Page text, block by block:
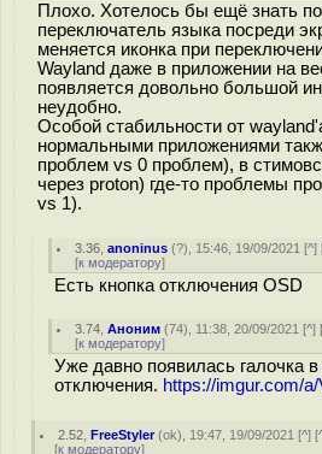
Плохо. Хотелось бы ещё знать
переключатель языка посреди
меняется иконка при
Wayland даже в приложении на
появляется довольно большой
неудобно.
Особой стабильности от
нормальными приложениями
проблем vs 0 проблем), в
через proton) где-то проблемы
vs 1).
3.36 ,anoninus (?), 15:46, 19/09/2021 [^]
[к модератору]
Есть кнопка отключения OSD
3.74 ,Аноним (74), 11:38, 20/09/2021 [^]
[к модератору]
Уже давно появилась галочка
отключения. https://imgur.com/
2.52 ,FreeStyler(ok), 19:47, 19/09/2021 [^] [
[к модератору]